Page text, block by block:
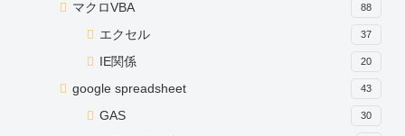
マクロVBA 88
エクセル 37
IE関係 20
google spreadsheet 43
GAS 30